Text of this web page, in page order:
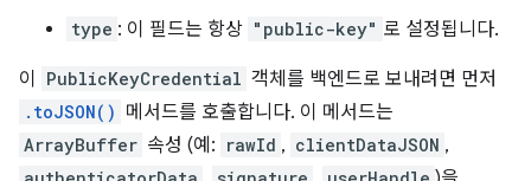
type : 이 필드는 항상 "public-key" 로 설정됩니다.
이 PublicKeyCredential 객체를 백엔드로 보내려면 먼저
.toJSON() 메서드를 호출합니다. 이 메서드는
ArrayBuffer 속성 (예: rawId , clientDataJSON ,